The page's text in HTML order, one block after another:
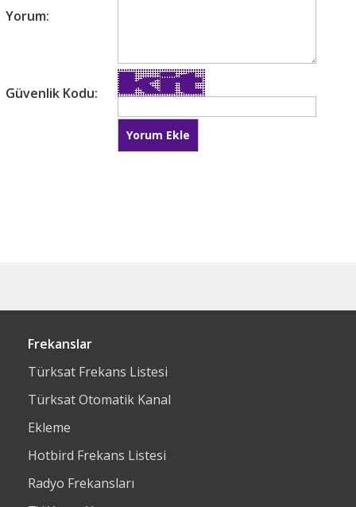
Yorum:
Güvenlik Kodu:
Frekanslar
Türksat Frekans Listesi
Türksat Otomatik Kanal
Ekleme
Hotbird Frekans Listesi
Radyo Frekansları